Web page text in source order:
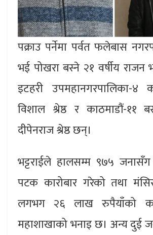
पक्राउ पर्नेमा पर्वत फलेबास
भई पोखरा बस्ने २१ वर्षीय राजन
इटहरी उपमहानगरपालिका-४
विशाल श्रेष्ठ र काठमाडौं-११
दीपेनराज श्रेष्ठ छन्।
भट्टराईले हालसम्म ९७५
पटक कारोबार गरेको तथा
लगभग २६ लाख रुपैयाँको
महाशाखाको भनाइ छ। अन्य दुई